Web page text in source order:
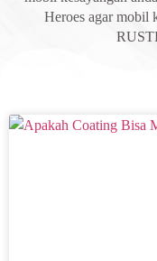
Heroes agar mobil